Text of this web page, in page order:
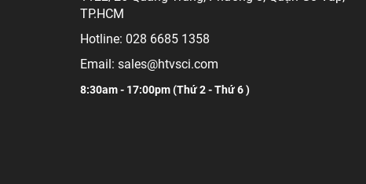
TP.HCM
Hotline: 028 6685 1358
Email: sales@htvsci.com
8:30am - 17:00pm (Thứ 2 - Thứ 6 )